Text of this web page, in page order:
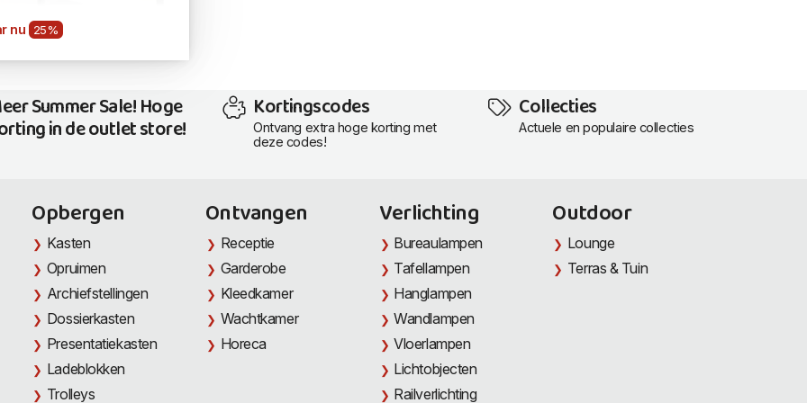
nu 25%
Summer Sale! Hoge
in de outlet store!
Kortingscodes
Ontvang extra hoge korting met
deze codes!
Collecties
Actuele en populaire collecties
Opbergen
Kasten
Opruimen
Archiefstellingen
Dossierkasten
Presentatiekasten
Ladeblokken
Trolleys
Ontvangen
Receptie
Garderobe
Kleedkamer
Wachtkamer
Horeca
Verlichting
Bureaulampen
Tafellampen
Hanglampen
Wandlampen
Vloerlampen
Lichtobjecten
Railverlichting
Outdoor
Lounge
Terras & Tuin